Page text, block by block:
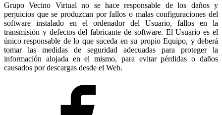
Grupo Vecino Virtual no se hace responsable de los daños y
perjuicios que se produzcan por fallos o malas configuraciones del
software instalado en el ordenador del Usuario, fallos en la
transmisión y defectos del fabricante de software. El Usuario es el
único responsable de lo que suceda en su propio Equipo, y deberá
tomar las medidas de seguridad adecuadas para proteger la
información alojada en el mismo, para evitar pérdidas o daños
causados por descargas desde el Web.